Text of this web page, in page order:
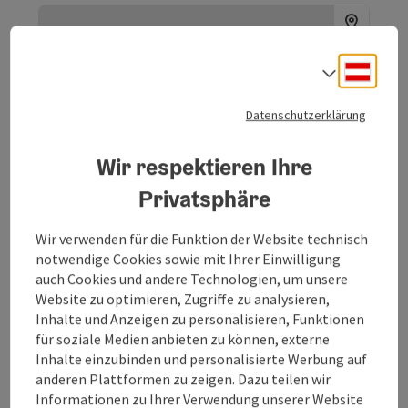
AUTOHAUS DESTINGER
DER FORD-PARTNER IN IHRER NÄHE Hier dreht sich alles
um Mobilität. 🚗🚗 Verlässlichkeit und umfangreiche
Beratung zählen zu den Qualitäten von Destinger. 2008
übernahm Ludwig Destinger nach jahrelanger
Berufserfahrung die Autowerkstatt Lindlbauer und
Höhnhart
Öffnungszeiten
MOMontag geöffnet
DIDienstag geöffnet
MIMittwoch geöffnet
DODonnerstag geöffnet
FRFreitag geöffnet
Datenschutzerklärung
Wir respektieren Ihre
Privatsphäre
Wir verwenden für die Funktion der Website technisch
notwendige Cookies sowie mit Ihrer Einwilligung
auch Cookies und andere Technologien, um unsere
Website zu optimieren, Zugriffe zu analysieren,
Inhalte und Anzeigen zu personalisieren, Funktionen
für soziale Medien anbieten zu können, externe
Inhalte einzubinden und personalisierte Werbung auf
anderen Plattformen zu zeigen. Dazu teilen wir
Informationen zu Ihrer Verwendung unserer Website